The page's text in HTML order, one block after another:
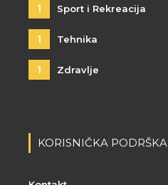
1 Sport i Rekreacija
1 Tehnika
1 Zdravlje
KORISNIČKA PODRŠKA